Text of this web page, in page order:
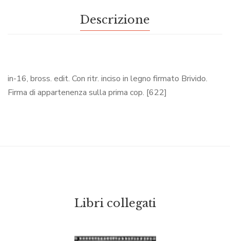
Descrizione
in-16, bross. edit. Con ritr. inciso in legno firmato Brivido.
Firma di appartenenza sulla prima cop. [622]
Libri collegati